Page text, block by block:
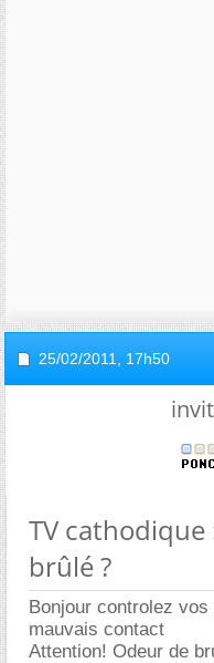
25/02/2011, 17h50
TV
brûlé ?
Bonjour controlez
mauvais contact
Attention! Odeur de